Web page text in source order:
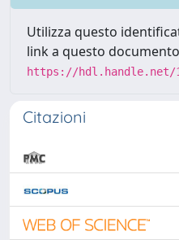
Utilizza questo
link a questo
https://hdl.handle.net/
Citazioni